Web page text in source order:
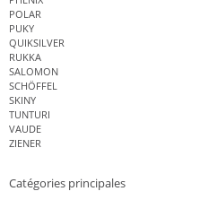
POLAR
PUKY
QUIKSILVER
RUKKA
SALOMON
SCHÖFFEL
SKINY
TUNTURI
VAUDE
ZIENER
Catégories principales